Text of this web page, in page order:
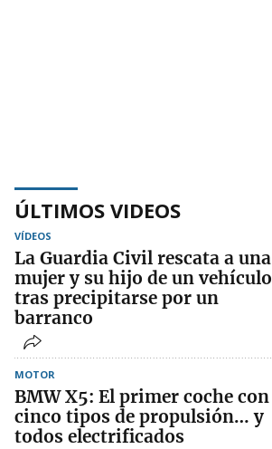
ÚLTIMOS VIDEOS
VÍDEOS
La Guardia Civil rescata a una
mujer y su hijo de un vehículo
tras precipitarse por un
barranco
MOTOR
BMW X5: El primer coche con
cinco tipos de propulsión… y
todos electrificados